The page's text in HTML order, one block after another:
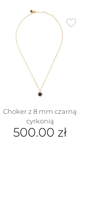
Choker z 8 mm czarną
cyrkonią
500.00 zł